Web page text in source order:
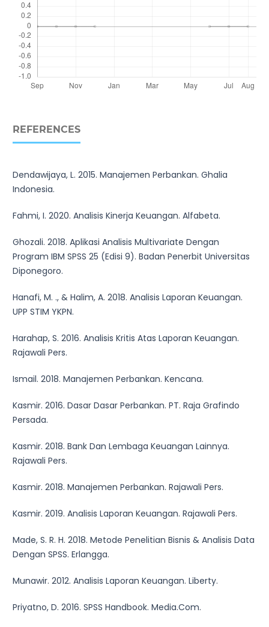
REFERENCES
Dendawijaya, L. 2015. Manajemen Perbankan. Ghalia
Indonesia.
Fahmi, I. 2020. Analisis Kinerja Keuangan. Alfabeta.
Ghozali. 2018. Aplikasi Analisis Multivariate Dengan
Program IBM SPSS 25 (Edisi 9). Badan Penerbit Universitas
Diponegoro.
Hanafi, M. ., & Halim, A. 2018. Analisis Laporan Keuangan.
UPP STIM YKPN.
Harahap, S. 2016. Analisis Kritis Atas Laporan Keuangan.
Rajawali Pers.
Ismail. 2018. Manajemen Perbankan. Kencana.
Kasmir. 2016. Dasar Dasar Perbankan. PT. Raja Grafindo
Persada.
Kasmir. 2018. Bank Dan Lembaga Keuangan Lainnya.
Rajawali Pers.
Kasmir. 2018. Manajemen Perbankan. Rajawali Pers.
Kasmir. 2019. Analisis Laporan Keuangan. Rajawali Pers.
Made, S. R. H. 2018. Metode Penelitian Bisnis & Analisis Data
Dengan SPSS. Erlangga.
Munawir. 2012. Analisis Laporan Keuangan. Liberty.
Priyatno, D. 2016. SPSS Handbook. Media.Com.